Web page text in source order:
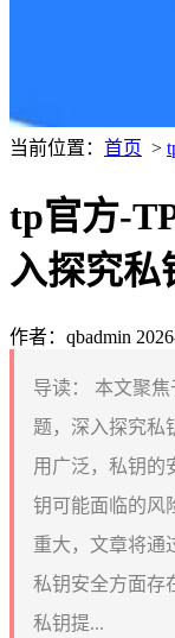
当前位置： 首页 >
tp官方-
入探究私
作者：qbadmin
导读：
本文聚焦
题，深入探究私
用广泛，私钥的
钥可能面临的风
重大，文章将通
私钥安全方面存
私钥提...